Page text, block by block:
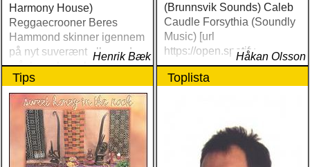
Harmony House)
Reggaecrooner Beres
Hammond skinner igennem
på nyt suverænt album, der
måske er hans bedste
gennem tiderne
Henrik Bæk
(Brunnsvik Sounds) Caleb
Caudle Forsythia (Soundly
Music) [url
https://open.spotifyHåkan Olsson
Tips Toplista